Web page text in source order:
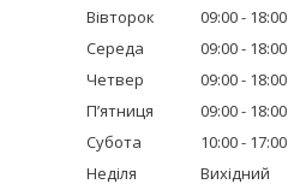
Вівторок
09:00
18:00
Середа
09:00
18:00
Четвер
09:00
18:00
Пʼятниця
09:00
18:00
Субота
10:00
17:00
Неділя
Вихідний